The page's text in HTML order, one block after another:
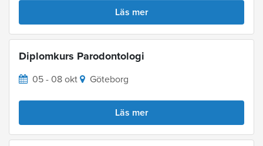
Läs mer
Diplomkurs Parodontologi
05 - 08 okt Göteborg
Läs mer